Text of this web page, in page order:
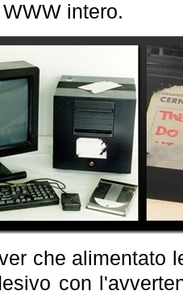
intero.
che alimentato
con